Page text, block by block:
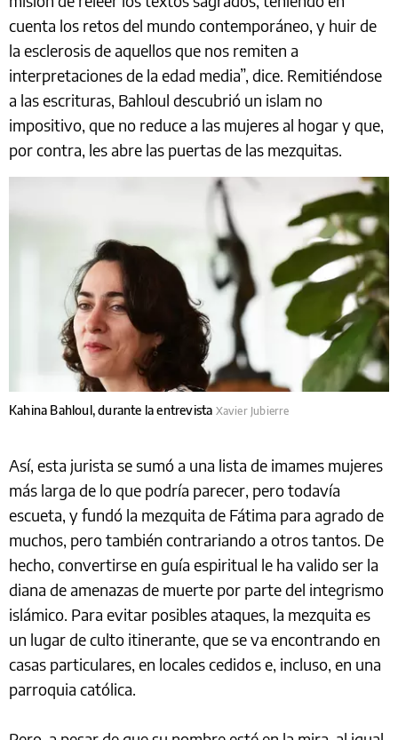
cuenta los retos del mundo contemporáneo, y huir de
la esclerosis de aquellos que nos remiten a
interpretaciones de la edad media”, dice. Remitiéndose
a las escrituras, Bahloul descubrió un islam no
impositivo, que no reduce a las mujeres al hogar y que,
por contra, les abre las puertas de las mezquitas.
Kahina Bahloul, durante la entrevista Xavier Jubierre
Así, esta jurista se sumó a una lista de imames mujeres
más larga de lo que podría parecer, pero todavía
escueta, y fundó la mezquita de Fátima para agrado de
muchos, pero también contrariando a otros tantos. De
hecho, convertirse en guía espiritual le ha valido ser la
diana de amenazas de muerte por parte del integrismo
islámico. Para evitar posibles ataques, la mezquita es
un lugar de culto itinerante, que se va encontrando en
casas particulares, en locales cedidos e, incluso, en una
parroquia católica.